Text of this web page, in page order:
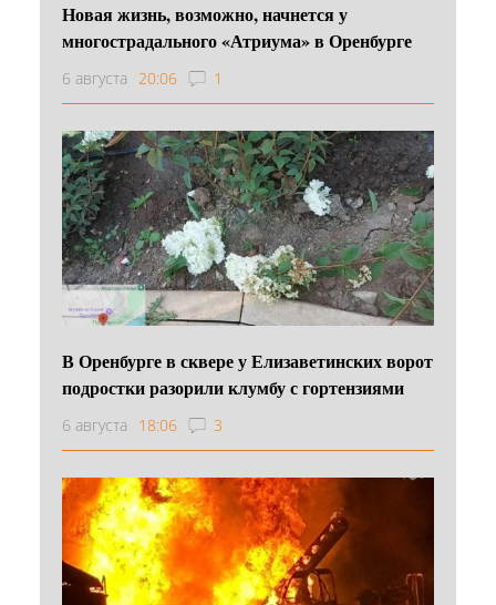
Новая жизнь, возможно, начнется у
многострадального «Атриума» в Оренбурге
6 августа 20:06 1
В Оренбурге в сквере у Елизаветинских ворот
подростки разорили клумбу с гортензиями
6 августа 18:06 3